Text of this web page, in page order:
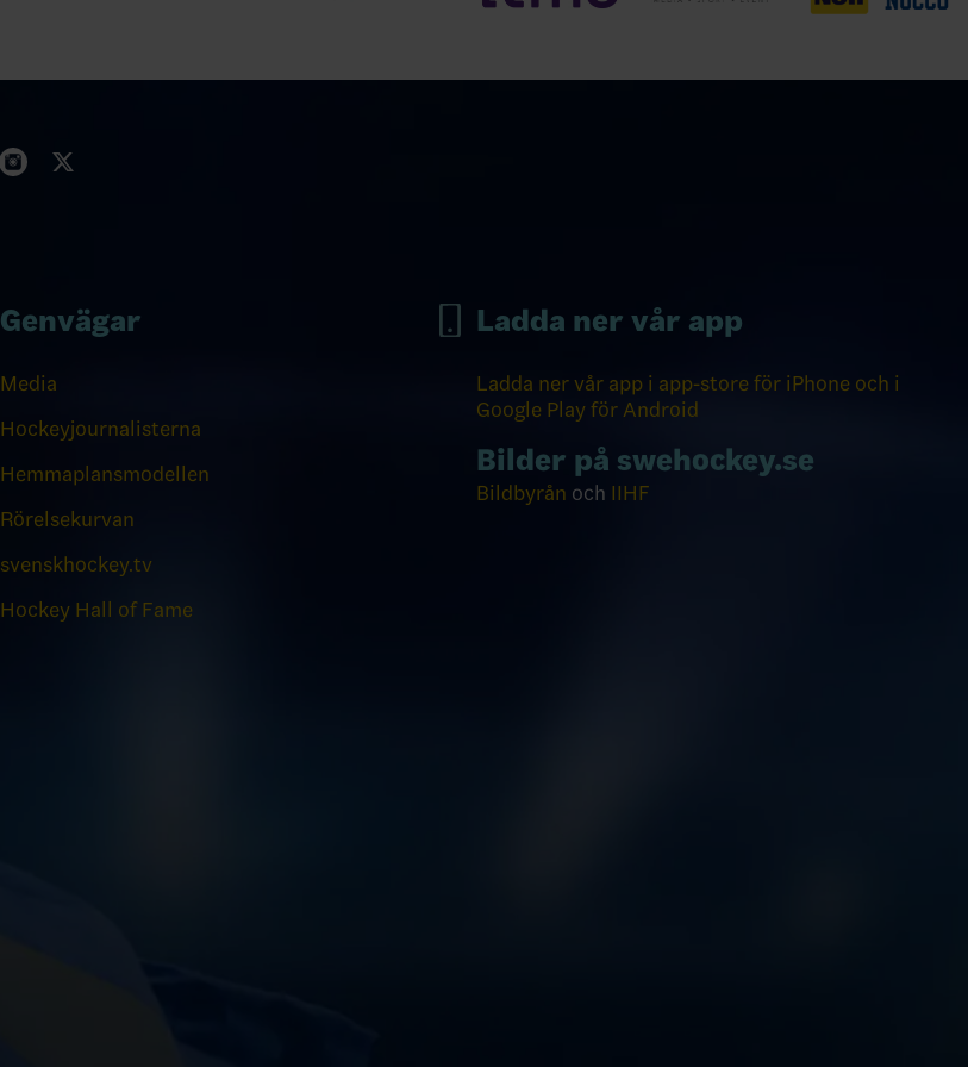
Genvägar
Media
Hockeyjournalisterna
Hemmaplansmodellen
Rörelsekurvan
svenskhockey.tv
Hockey Hall of Fame
Ladda ner vår app
Ladda ner vår app i app-store för iPhone och i
Google Play för Android
Bilder på swehockey.se
Bildbyrån och IIHF